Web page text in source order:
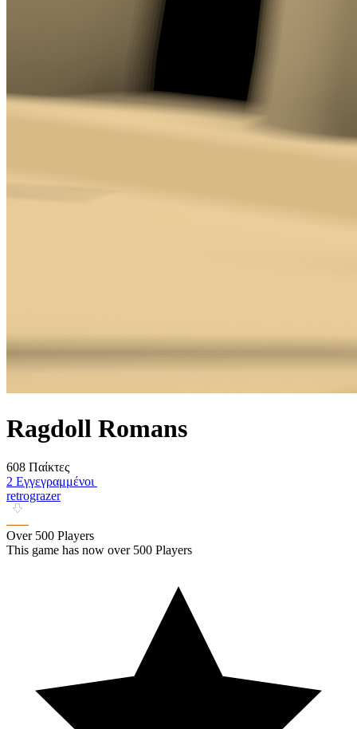
Ragdoll Romans
608 Παίκτες
2 Εγγεγραμμένοι
retrograzer
Over 500 Players
This game has now over 500 Players